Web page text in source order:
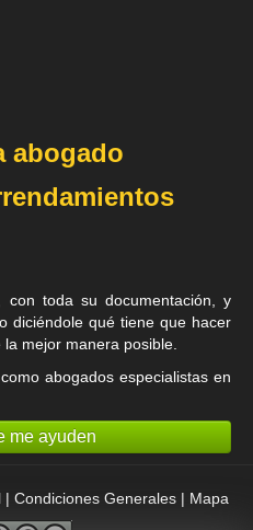
abogado
con toda su documentación, y
diciéndole qué tiene que hacer
mejor manera posible.
comoabogados especialistas en
me ayuden
| Condiciones Generales| Mapa